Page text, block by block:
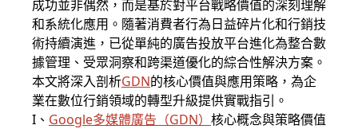
成功並非偶然，而是基於對平台戰略價值的深刻理解
和系統化應用。隨著消費者行為日益碎片化和行銷技
術持續演進，已從單純的廣告投放平台進化為整合數
據管理、受眾洞察和跨渠道優化的綜合性解決方案。
本文將深入剖析GDN的核心價值與應用策略，為企
業在數位行銷領域的轉型升級提供實戰指引。
I、 Google多媒體廣告 （GDN） 核心概念與策略價值